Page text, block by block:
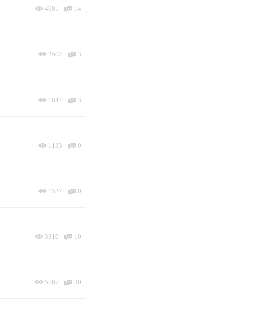
4681 14
2502 3
1847 3
1133 0
1527 0
3310 10
5767 30